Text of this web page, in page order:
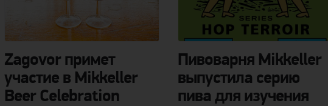
Zagovor примет
участие в Mikkeller
Beer Celebration
Пивоварня Mikkeller
выпустила серию
пива для изучения